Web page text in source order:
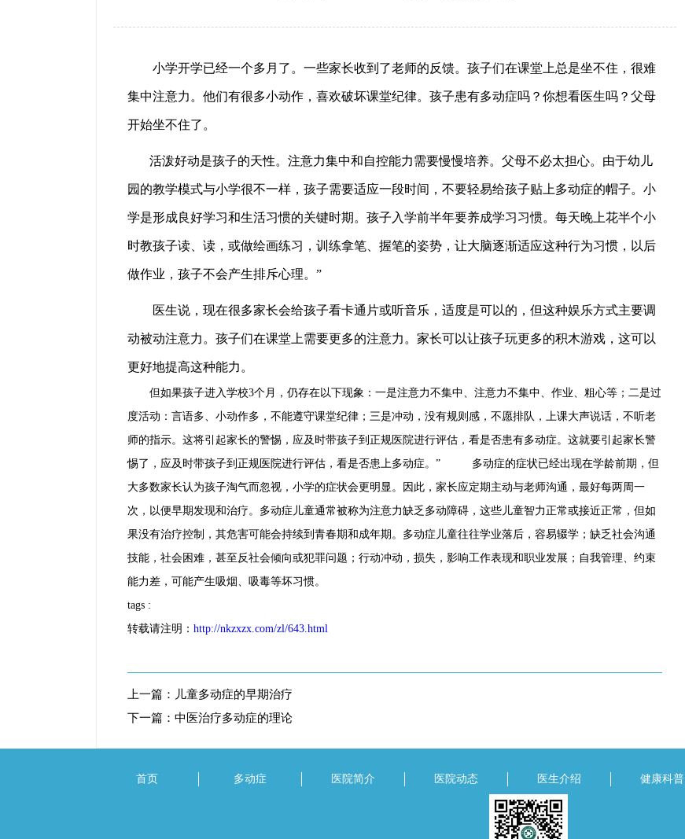
小学开学已经一个多月了。一些家长收到了老师的反馈。孩子们在课堂上总是坐不住，很难
集中注意力。他们有很多小动作，喜欢破坏课堂纪律。孩子患有多动症吗？你想看医生吗？父母
开始坐不住了。
活泼好动是孩子的天性。注意力集中和自控能力需要慢慢培养。父母不必太担心。由于幼儿
园的教学模式与小学很不一样，孩子需要适应一段时间，不要轻易给孩子贴上多动症的帽子。小
学是形成良好学习和生活习惯的关键时期。孩子入学前半年要养成学习习惯。每天晚上花半个小
时教孩子读、读，或做绘画练习，训练拿笔、握笔的姿势，让大脑逐渐适应这种行为习惯，以后
做作业，孩子不会产生排斥心理。”
医生说，现在很多家长会给孩子看卡通片或听音乐，适度是可以的，但这种娱乐方式主要调
动被动注意力。孩子们在课堂上需要更多的注意力。家长可以让孩子玩更多的积木游戏，这可以
更好地提高这种能力。
但如果孩子进入学校3个月，仍存在以下现象：一是注意力不集中、注意力不集中、作业、粗心等；二是过
度活动：言语多、小动作多，不能遵守课堂纪律；三是冲动，没有规则感，不愿排队，上课大声说话，不听老
师的指示。这将引起家长的警惕，应及时带孩子到正规医院进行评估，看是否患有多动症。这就要引起家长警
惕了，应及时带孩子到正规医院进行评估，看是否患上多动症。” 多动症的症状已经出现在学龄前期，但
大多数家长认为孩子淘气而忽视，小学的症状会更明显。因此，家长应定期主动与老师沟通，最好每两周一
次，以便早期发现和治疗。多动症儿童通常被称为注意力缺乏多动障碍，这些儿童智力正常或接近正常，但如
果没有治疗控制，其危害可能会持续到青春期和成年期。多动症儿童往往学业落后，容易辍学；缺乏社会沟通
技能，社会困难，甚至反社会倾向或犯罪问题；行动冲动，损失，影响工作表现和职业发展；自我管理、约束
能力差，可能产生吸烟、吸毒等坏习惯。
tags :
转载请注明： http://nkzxzx.com/zl/643.html
上一篇： 儿童多动症的早期治疗
下一篇： 中医治疗多动症的理论
首页 多动症 医院简介 医院动态 医生介绍 健康科普